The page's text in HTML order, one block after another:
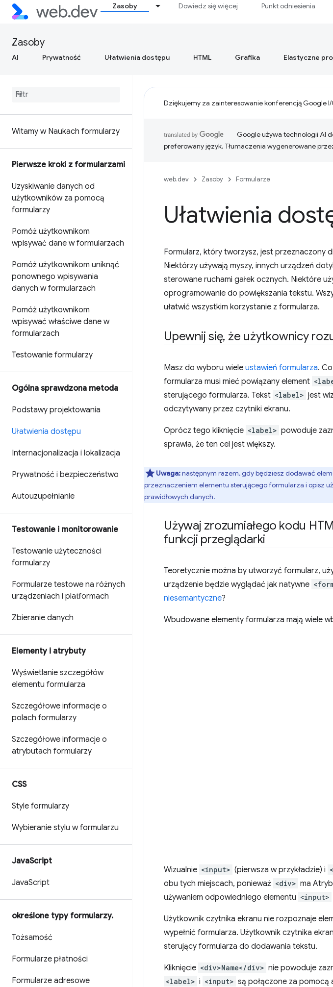
Zasoby Dowiedz się więcej Punkt odniesienia
Zasoby
AI Prywatność Ułatwienia dostępu HTML Grafika Elastyczne
Witamy w Naukach formularzy
Pierwsze kroki z formularzami
Uzyskiwanie danych od
użytkowników za pomocą
formularzy
Pomóż użytkownikom
wpisywać dane w formularzach
Pomóż użytkownikom uniknąć
ponownego wpisywania
danych w formularzach
Pomóż użytkownikom
wpisywać właściwe dane w
formularzach
Testowanie formularzy
Ogólna sprawdzona metoda
Podstawy projektowania
Ułatwienia dostępu
Internacjonalizacja i lokalizacja
Prywatność i bezpieczeństwo
Autouzupełnianie
Testowanie i monitorowanie
Testowanie użyteczności
formularzy
Formularze testowe na różnych
urządzeniach i platformach
Zbieranie danych
Elementy i atrybuty
Wyświetlanie szczegółów
elementu formularza
Szczegółowe informacje o
polach formularzy
Szczegółowe informacje o
atrybutach formularzy
CSS
Style formularzy
Wybieranie stylu w formularzu
JavaScript
JavaScript
określone typy formularzy.
Tożsamość
Formularze płatności
Formularze adresowe
Dziękujemy za zainteresowanie konferencją Google I/
Google używa technologii AI
preferowany język. Tłumaczenia wygenerowane
web.dev Zasoby Formularze
Ułatwienia
Formularz, który tworzysz, jest przeznaczony
Niektórzy używają myszy, innych urządzeń
sterowane ruchami gałek ocznych. Niektóre
oprogramowanie do powiększania tekstu.
ułatwić wszystkim korzystanie z formularza.
Upewnij się, że użytkownicy
Masz do wyboru wiele ustawień formularza.
formularza musi mieć powiązany element
sterującego formularza. Tekst <label> jest
odczytywany przez czytniki ekranu.
Oprócz tego kliknięcie <label> powoduje
sprawia, że ten cel jest większy.
Uwaga:następnym razem, gdy będziesz dodawać
przeznaczeniem elementu sterującego formularza i opisz
prawidłowych danych.
Używaj zrozumiałego kodu
funkcji przeglądarki
Teoretycznie można by utworzyć formularz,
urządzenie będzie wyglądać jak natywne
niesemantyczne?
Wbudowane elementy formularza mają wiele
Wizualnie <input> (pierwsza w przykładzie) i
obu tych miejscach, ponieważ <div> ma
używaniem odpowiedniego elementu <input>
Użytkownik czytnika ekranu nie rozpoznaje
wypełnić formularza. Użytkownik czytnika
sterujący formularza do dodawania tekstu.
Kliknięcie <div>Name</div> nie powoduje
<label> i <input> są połączone za